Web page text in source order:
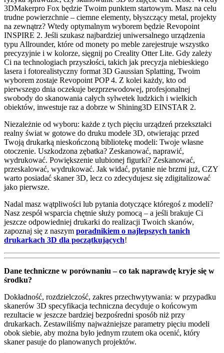
3DMakerpro Fox będzie Twoim punktem startowym. Masz na celu
trudne powierzchnie – ciemne elementy, błyszczący metal, projekty
na zewnątrz? Wtedy optymalnym wyborem będzie Revopoint
INSPIRE 2. Jeśli szukasz najbardziej uniwersalnego urządzenia
typu Allrounder, które od monety po meble zarejestruje wszystko
precyzyjnie i w kolorze, sięgnij po Creality Otter Lite. Gdy zależy
Ci na technologiach przyszłości, takich jak precyzja niebieskiego
lasera i fotorealistyczny format 3D Gaussian Splatting, Twoim
wyborem zostaje Revopoint POP 4. Z kolei każdy, kto od
pierwszego dnia oczekuje bezprzewodowej, profesjonalnej
swobody do skanowania całych sylwetek ludzkich i wielkich
obiektów, inwestuje raz a dobrze w Shining3D EINSTAR 2.
Niezależnie od wyboru: każde z tych pięciu urządzeń przekształci
realny świat w gotowe do druku modele 3D, otwierając przed
Twoją drukarką nieskończoną bibliotekę modeli: Twoje własne
otoczenie. Uszkodzona zębatka? Zeskanować, naprawić,
wydrukować. Powiększenie ulubionej figurki? Zeskanować,
przeskalować, wydrukować. Jak widać, pytanie nie brzmi już, CZY
warto posiadać skaner 3D, lecz co zdecydujesz się zdigitalizować
jako pierwsze.
Nadal masz wątpliwości lub pytania dotyczące któregoś z modeli?
Nasz zespół wsparcia chętnie służy pomocą – a jeśli brakuje Ci
jeszcze odpowiedniej drukarki do realizacji Twoich skanów,
zapoznaj się z naszym poradnikiem o najlepszych tanich
drukarkach 3D dla początkujących!
Dane techniczne w porównaniu – co tak naprawdę kryje się w
środku?
Dokładność, rozdzielczość, zakres przechwytywania: w przypadku
skanerów 3D specyfikacja techniczna decyduje o końcowym
rezultacie w jeszcze bardziej bezpośredni sposób niż przy
drukarkach. Zestawiliśmy najważniejsze parametry pięciu modeli
obok siebie, aby można było jednym rzutem oka ocenić, który
skaner pasuje do planowanych projektów.